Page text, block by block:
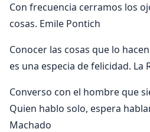
Con frecuencia cerramos los
cosas. Emile Pontich
Conocer las cosas que lo
es una especia de felicidad. La
Converso con el hombre que
Quien hablo solo, espera
Machado